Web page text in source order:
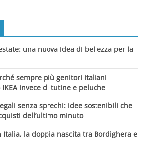
una nuova idea di bellezza per la
sempre più genitori italiani
invece di tutine e peluche
senza sprechi: idee sostenibili che
dell’ultimo minuto
Italia, la doppia nascita tra Bordighera e